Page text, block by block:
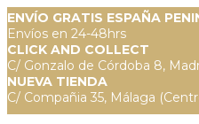
ENVÍO GRATIS ESPAÑA
Envíos en 24-48hrs
CLICK AND COLLECT
C/ Gonzalo de Córdoba 8,
NUEVA TIENDA
C/ Compañia 35, Málaga